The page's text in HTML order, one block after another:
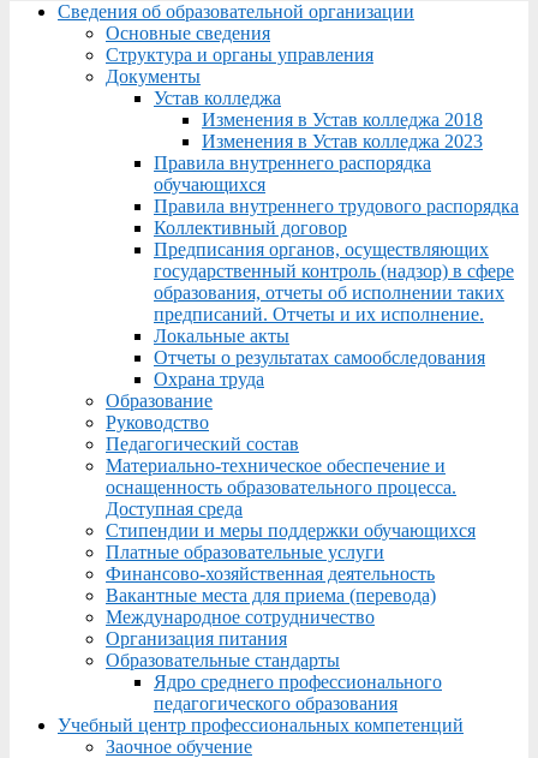
Menu
Сведения об образовательной организации
Основные сведения
Структура и органы управления
Документы
Устав колледжа
Изменения в Устав колледжа 2018
Изменения в Устав колледжа 2023
Правила внутреннего распорядка
обучающихся
Правила внутреннего трудового распорядка
Коллективный договор
Предписания органов, осуществляющих
государственный контроль (надзор) в сфере
образования, отчеты об исполнении таких
предписаний. Отчеты и их исполнение.
Локальные акты
Отчеты о результатах самообследования
Охрана труда
Образование
Руководство
Педагогический состав
Материально-техническое обеспечение и
оснащенность образовательного процесса.
Доступная среда
Стипендии и меры поддержки обучающихся
Платные образовательные услуги
Финансово-хозяйственная деятельность
Вакантные места для приема (перевода)
Международное сотрудничество
Организация питания
Образовательные стандарты
Ядро среднего профессионального
педагогического образования
Учебный центр профессиональных компетенций
Заочное обучение